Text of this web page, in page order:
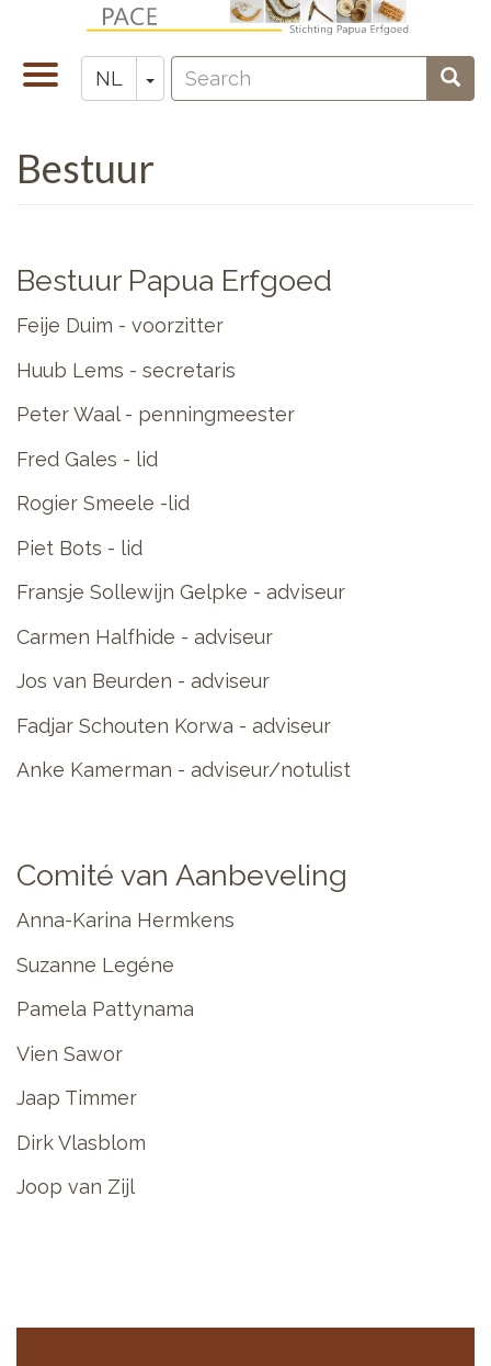
naar
gaan
Navigatie
wisselen
NL Toggle Dropdown
Zoeken
Search
Bestuur
Bestuur Papua Erfgoed
Feije Duim - voorzitter
Huub Lems - secretaris
Peter Waal - penningmeester
Fred Gales - lid
Rogier Smeele -lid
Piet Bots - lid
Fransje Sollewijn Gelpke - adviseur
Carmen Halfhide - adviseur
Jos van Beurden - adviseur
Fadjar Schouten Korwa - adviseur
Anke Kamerman - adviseur/notulist
Comité van Aanbeveling
Anna-Karina Hermkens
Suzanne Legéne
Pamela Pattynama
Vien Sawor
Jaap Timmer
Dirk Vlasblom
Joop van Zijl